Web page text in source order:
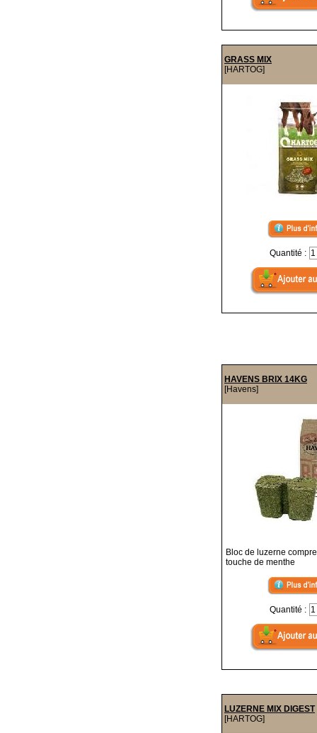
GRASS MIX
[HARTOG]
Quantité :
HAVENS BRIX 14KG
[Havens]
Bloc de luzerne
touche de menthe
Quantité :
LUZERNE MIX DIGEST
[HARTOG]